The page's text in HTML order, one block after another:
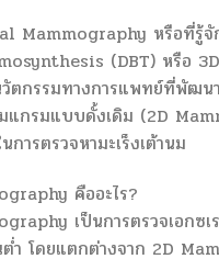
Mammography หรือที่รู้จั
(DBT) หรือ 3D
ตกรรมทางการแพทย์ที่พัฒน
แกรมแบบดั้งเดิม (2D
ารตรวจหามะเร็งเต้านม
คืออะไร?
เป็นการตรวจเอกซเ
ำ โดยแตกต่างจาก 2D